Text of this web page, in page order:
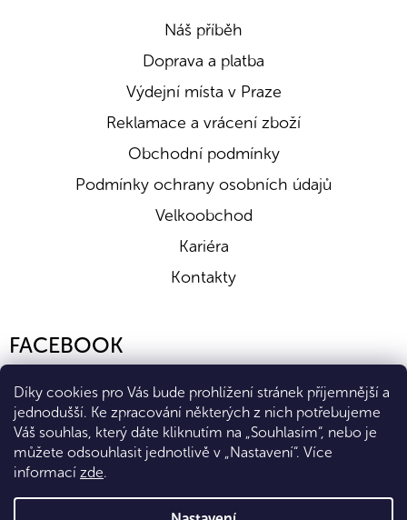
Díky cookies pro Vás bude prohlížení stránek příjemnější a
jednodušší. Ke zpracování některých z nich potřebujeme
Váš souhlas, který dáte kliknutím na „Souhlasím“, nebo je
můžete odsouhlasit jednotlivě v „Nastavení“. Více
informací zde.
Náš příběh
Doprava a platba
Výdejní místa v Praze
Reklamace a vrácení zboží
Obchodní podmínky
Podmínky ochrany osobních údajů
Velkoobchod
Kariéra
Kontakty
FACEBOOK
Vytvořil Shoptet Premium